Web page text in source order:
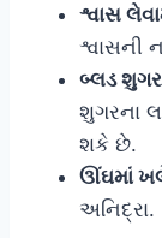
શ્વાસ
શ્વાસની
બ્લડ
શુગરના
શકે છે.
ઊંઘમાં
અનિદ્રા.